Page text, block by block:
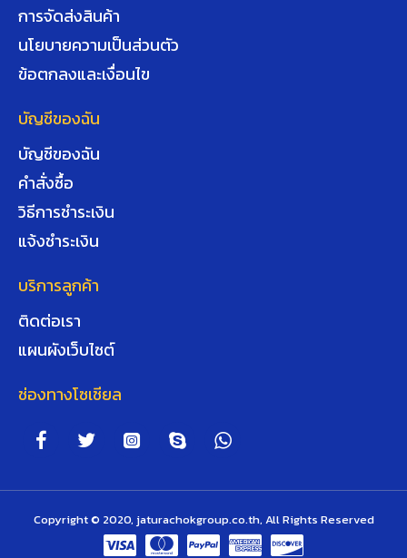
การจัดส่งสินค้า
นโยบายความเป็นส่วนตัว
ข้อตกลงและเงื่อนไข
บัญชีของฉัน
บัญชีของฉัน
คำสั่งซื้อ
วิธีการชำระเงิน
แจ้งชำระเงิน
บริการลูกค้า
ติดต่อเรา
แผนผังเว็บไซต์
ช่องทางโซเชียล
Copyright © 2020, jaturachokgroup.co.th, All Rights Reserved